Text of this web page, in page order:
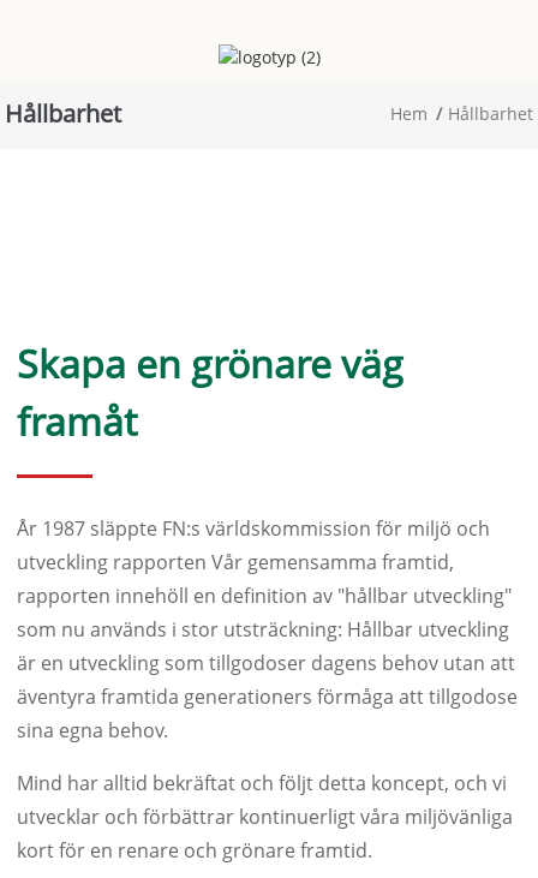
Hållbarhet Hem Hållbarhet
Skapa en grönare väg
framåt
År 1987 släppte FN:s världskommission för miljö och
utveckling rapporten Vår gemensamma framtid,
rapporten innehöll en definition av "hållbar utveckling"
som nu används i stor utsträckning: Hållbar utveckling
är en utveckling som tillgodoser dagens behov utan att
äventyra framtida generationers förmåga att tillgodose
sina egna behov.
Mind har alltid bekräftat och följt detta koncept, och vi
utvecklar och förbättrar kontinuerligt våra miljövänliga
kort för en renare och grönare framtid.